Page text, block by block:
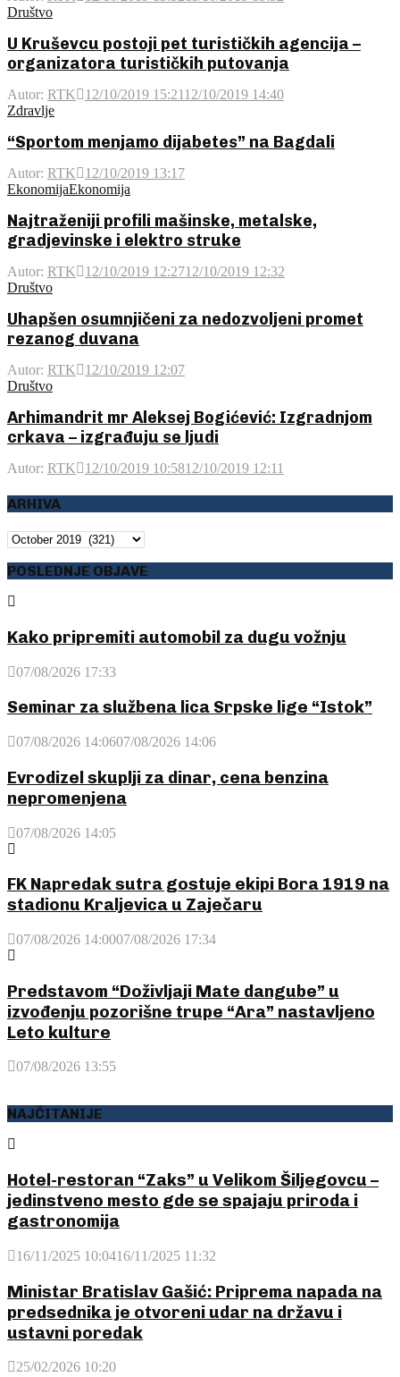
Društvo
U Kruševcu postoji pet turističkih agencija –
organizatora turističkih putovanja
Autor: RTK 12/10/2019 15:2112/10/2019 14:40
Zdravlje
“Sportom menjamo dijabetes” na Bagdali
Autor: RTK
12/10/2019 13:17
EkonomijaEkonomija
Najtraženiji profili mašinske, metalske,
gradjevinske i elektro struke
Autor: RTK 12/10/2019 12:2712/10/2019 12:32
Društvo
Uhapšen osumnjičeni za nedozvoljeni promet
rezanog duvana
Autor: RTK
12/10/2019 12:07
Društvo
Arhimandrit mr Aleksej Bogićević: Izgradnjom
crkava – izgrađuju se ljudi
Autor: RTK 12/10/2019 10:5812/10/2019 12:11
ARHIVA
ARHIVA
POSLEDNJE OBJAVE
Kako pripremiti automobil za dugu vožnju
07/08/2026 17:33
Seminar za službena lica Srpske lige “Istok”
07/08/2026 14:0607/08/2026 14:06
Evrodizel skuplji za dinar, cena benzina
nepromenjena
07/08/2026 14:05
FK Napredak sutra gostuje ekipi Bora 1919 na
stadionu Kraljevica u Zaječaru
07/08/2026 14:0007/08/2026 17:34
Predstavom “Doživljaji Mate dangube” u
izvođenju pozorišne trupe “Ara” nastavljeno
Leto kulture
07/08/2026 13:55
NAJČITANIJE
Hotel-restoran “Zaks” u Velikom Šiljegovcu –
jedinstveno mesto gde se spajaju priroda i
gastronomija
16/11/2025 10:0416/11/2025 11:32
Ministar Bratislav Gašić: Priprema napada na
predsednika je otvoreni udar na državu i
ustavni poredak
25/02/2026 10:20